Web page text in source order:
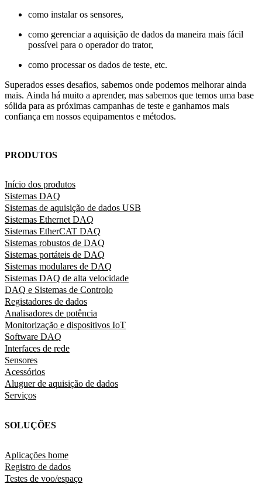
como instalar os sensores,
como gerenciar a aquisição de dados da maneira mais fácil
possível para o operador do trator,
como processar os dados de teste, etc.
Superados esses desafios, sabemos onde podemos melhorar ainda
mais. Ainda há muito a aprender, mas sabemos que temos uma base
sólida para as próximas campanhas de teste e ganhamos mais
confiança em nossos equipamentos e métodos.
PRODUTOS
Início dos produtos
Sistemas DAQ
Sistemas de aquisição de dados USB
Sistemas Ethernet DAQ
Sistemas EtherCAT DAQ
Sistemas robustos de DAQ
Sistemas portáteis de DAQ
Sistemas modulares de DAQ
Sistemas DAQ de alta velocidade
DAQ e Sistemas de Controlo
Registadores de dados
Analisadores de potência
Monitorização e dispositivos IoT
Software DAQ
Interfaces de rede
Sensores
Acessórios
Aluguer de aquisição de dados
Serviços
SOLUÇÕES
Aplicações home
Registro de dados
Testes de voo/espaço